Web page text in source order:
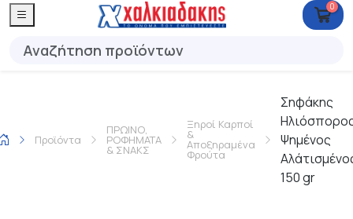
0
Προϊόντα
ΠΡΩΙΝΟ,
ΡΟΦΗΜΑΤΑ
& ΣΝΑΚΣ
Ξηροί Καρποί
&
Αποξηραμένα
Φρούτα
Σηφάκης
Ψημένος
150 gr